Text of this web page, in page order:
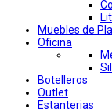
Muebles de
Oficina
Botelleros
Outlet
Estanterias